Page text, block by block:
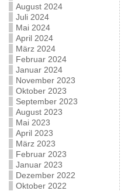
August 2024
Juli 2024
Mai 2024
April 2024
März 2024
Februar 2024
Januar 2024
November 2023
Oktober 2023
September 2023
August 2023
Mai 2023
April 2023
März 2023
Februar 2023
Januar 2023
Dezember 2022
Oktober 2022